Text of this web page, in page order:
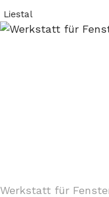
Liestal
Werkstatt für